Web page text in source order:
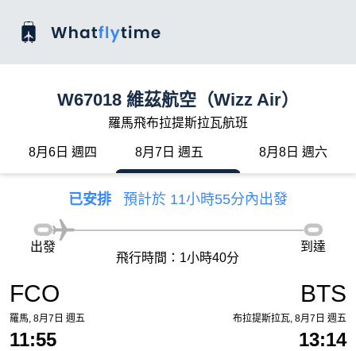
W67018 維茲航空（Wizz Air）
羅馬飛布拉提斯拉瓦航班
8月6日 週四 8月7日 週五 8月8日 週六
已安排 預計於 11小時55分內出發
FCO
羅馬, 8月7日 週五
11:55
出發
飛行時間：1小時40分
到達
BTS
布拉提斯拉瓦, 8月7日 週五
13:14